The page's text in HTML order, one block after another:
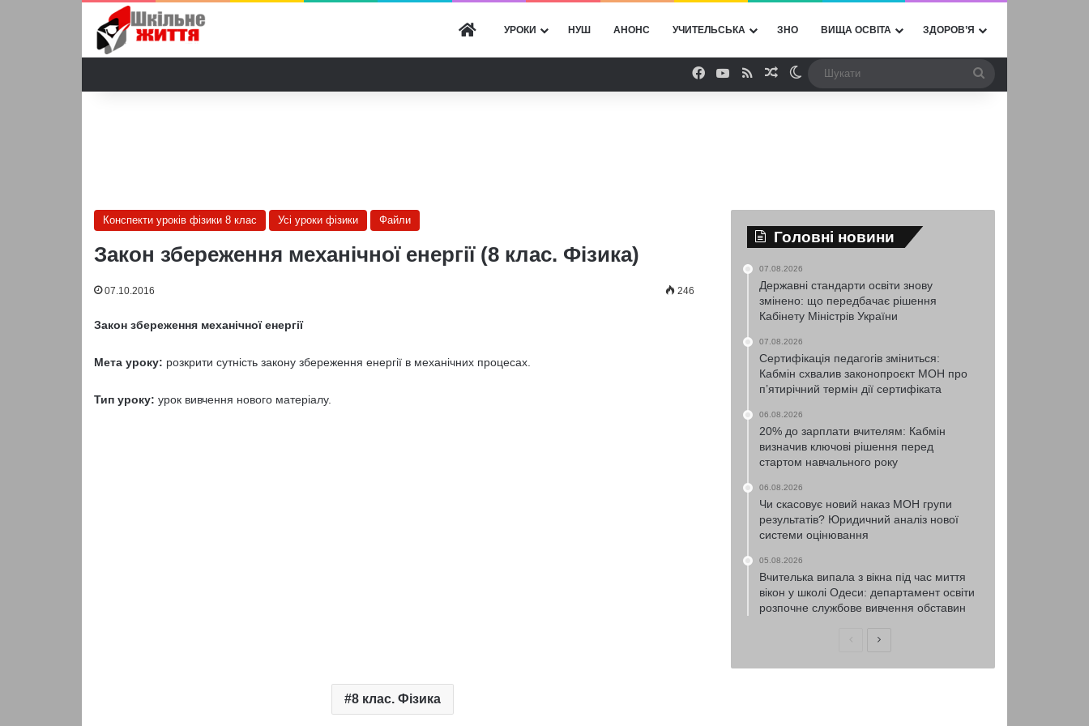
ГОЛОВНА
УРОКИ НУШ АНОНС УЧИТЕЛЬСЬКА ЗНО ВИЩА ОСВІТА ЗДОРОВ’Я
Facebook
YouTube
RSSВипадкова стаття
Switch skin
Конспекти уроків фізики 8 клас Усі уроки фізики Файли
Закон збереження механічної енергії (8 клас. Фізика)
07.10.2016 246
Закон збереження механічної енергії
Мета уроку: розкрити сутність закону збереження енергії в механічних процесах.
Тип уроку: урок вивчення нового матеріалу.
8 клас. Фізика
Головні новини
07.08.2026
Державні стандарти освіти знову
змінено: що передбачає рішення
Кабінету Міністрів України
07.08.2026
Сертифікація педагогів зміниться:
Кабмін схвалив законопроєкт МОН про
п’ятирічний термін дії сертифіката
06.08.2026
20% до зарплати вчителям: Кабмін
визначив ключові рішення перед
стартом навчального року
06.08.2026
Чи скасовує новий наказ МОН групи
результатів? Юридичний аналіз нової
системи оцінювання
05.08.2026
Вчителька випала з вікна під час миття
вікон у школі Одеси: департамент освіти
розпочне службове вивчення обставин
ПопередняНаступна